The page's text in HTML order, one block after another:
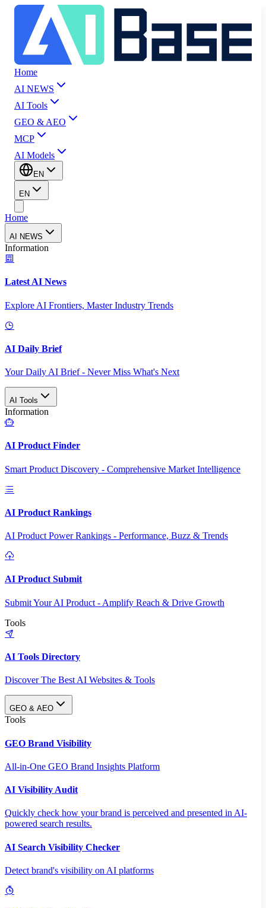
Home
AI NEWS
AI Tools
GEO & AEO
MCP
AI Models
EN
EN
Home
AI NEWS
Information
Latest AI News
Explore AI Frontiers, Master Industry Trends
AI Daily Brief
Your Daily AI Brief - Never Miss What's Next
AI Tools
Information
AI Product Finder
Smart Product Discovery - Comprehensive Market Intelligence
AI Product Rankings
AI Product Power Rankings - Performance, Buzz & Trends
AI Product Submit
Submit Your AI Product - Amplify Reach & Drive Growth
Tools
AI Tools Directory
Discover The Best AI Websites & Tools
GEO & AEO
Tools
GEO Brand Visibility
All-in-One GEO Brand Insights Platform
AI Visibility Audit
Quickly check how your brand is perceived and presented in AI-
powered search results.
AI Search Visibility Checker
Detect brand's visibility on AI platforms